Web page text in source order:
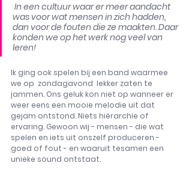
In een cultuur waar er meer aandacht
was voor wat mensen in zich hadden,
dan voor de fouten die ze maakten. Daar
konden we op het werk nog veel van
leren!
Ik ging ook spelen bij een band waarmee
we op  zondagavond  lekker zaten te
jammen. Ons geluk kon niet op wanneer er
weer eens een mooie melodie uit dat
gejam ontstond. Niets hiërarchie of
ervaring. Gewoon wij - mensen - die wat
spelen en iets uit onszelf produceren -
goed of fout - en waaruit tesamen een
unieke sound ontstaat.